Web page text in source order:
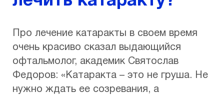
Про лечение катаракты в своем время
очень красиво сказал выдающийся
офтальмолог, академик Святослав
Федоров: «Катаракта – это не груша. Не
нужно ждать ее созревания, а